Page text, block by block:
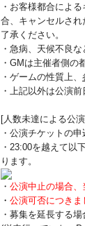
・お客様都合によ
合、キャンセルさ
了承ください。
・急病、天候不良
・GMは主催者側の
・ゲームの性質上、
・上記以外は公演
[人数未達による公
・公演チケットの
・23:00を越えて以
ります。
・ 公演中止の場合、
・ 公演可否につきま
・募集を延長する